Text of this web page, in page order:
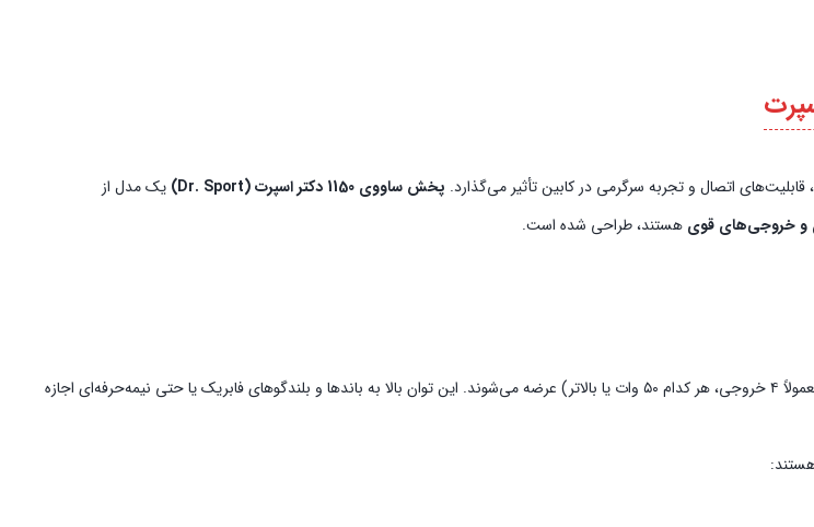
اتصال و تجربه سرگرمی در کابین تأثیر می‌گذارد. پخش ساووی 1150 دکتر اسپرت (Dr. Sport)
یک مدل از
و خروجی‌های قوی هستند، طراحی شده است.
(معمولاً ۴ خروجی، هر کدام ۵۰ وات یا بالاتر) عرضه می‌شوند. این توان بالا به باندها و بلندگوهای فابریک یا حتی نیمه‌حرفه‌ای اجازه